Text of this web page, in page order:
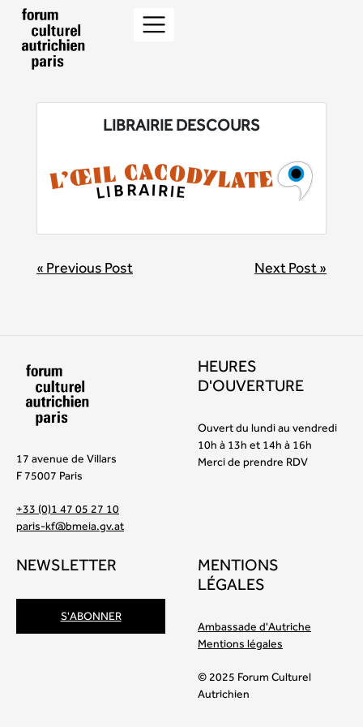
LIBRAIRIE DESCOURS
BEITRAGSNAVIGATION
« Previous Post Next Post »
17 avenue de Villars
F 75007 Paris
+33 (0)1 47 05 27 10
paris-kf@bmeia.gv.at
HEURES
D'OUVERTURE
Ouvert du lundi au vendredi
10h à 13h et 14h à 16h
Merci de prendre RDV
NEWSLETTER
S'ABONNER
MENTIONS
LÉGALES
Ambassade d'Autriche
Mentions légales
© 2025 Forum Culturel
Autrichien